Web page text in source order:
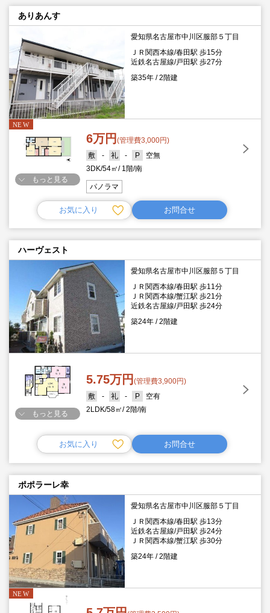
ありあんす
愛知県名古屋市中川区服部５丁目
ＪＲ関西本線/春田駅 歩15分
近鉄名古屋線/戸田駅 歩27分
築35年
2階建
もっと見る
1階 南
6万円(管理費3,000円)
-
-
3DK 54㎡
空無
パノラマ
お気に入り お問合せ
ハーヴェスト
愛知県名古屋市中川区服部５丁目
ＪＲ関西本線/春田駅 歩11分
ＪＲ関西本線/蟹江駅 歩21分
近鉄名古屋線/戸田駅 歩24分
築24年
2階建
もっと見る 2階 南
5.75万円(管理費3,900円)
-
-
2LDK 58㎡
空有
お気に入り お問合せ
ポポラーレ幸
愛知県名古屋市中川区服部５丁目
ＪＲ関西本線/春田駅 歩13分
近鉄名古屋線/戸田駅 歩24分
ＪＲ関西本線/蟹江駅 歩30分
築24年
2階建